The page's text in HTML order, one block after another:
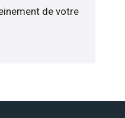
de votre